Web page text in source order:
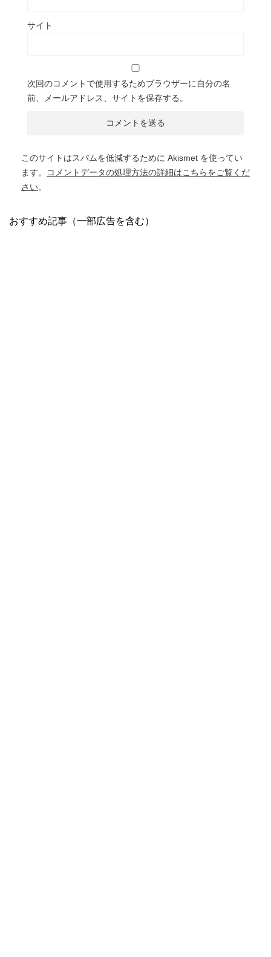
サイト
次回のコメントで使用するためブラウザーに自分の名
前、メールアドレス、サイトを保存する。
このサイトはスパムを低減するために Akismet を使ってい
ます。
コメントデータの処理方法の詳細はこちらをご覧くだ
さい。
おすすめ記事（一部広告を含む）